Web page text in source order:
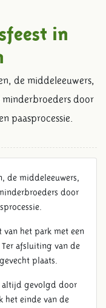
IN
in
de middeleeuwers,
minderbroeders door
paasprocessie.
de middeleeuwers,
door
van het park met een
Ter afsluiting van de
plaats.
altijd gevolgd door
het einde van de